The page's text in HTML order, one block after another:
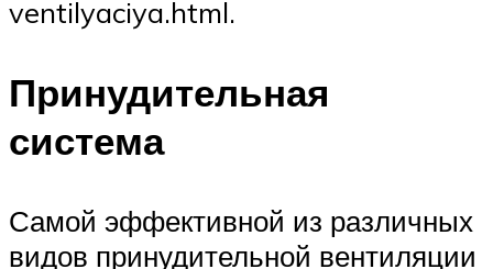
ventilyaciya.html.
Принудительная
система
Самой эффективной из различных
видов принудительной вентиляции